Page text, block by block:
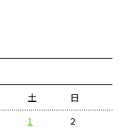
土
日
1
2